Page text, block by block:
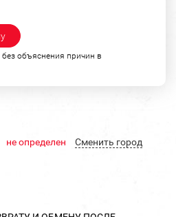
объяснения причин в
не определен Cменить город